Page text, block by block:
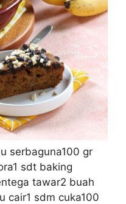
serbaguna100 gr
sdt baking
tawar2 buah
cair1 sdm cuka100